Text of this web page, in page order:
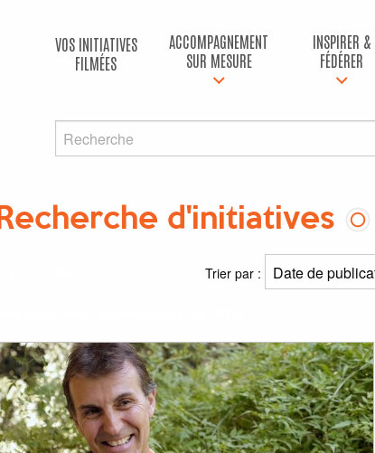
VOS INITIATIVES
FILMÉES
ACCOMPAGNEMENT
SUR MESURE
INSPIRER &
FÉDÉRER
Recherche d'initiatives
Trier par :